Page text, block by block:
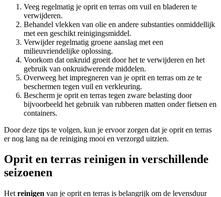
Veeg regelmatig je oprit en terras om vuil en bladeren te
verwijderen.
Behandel vlekken van olie en andere substanties onmiddellijk
met een geschikt reinigingsmiddel.
Verwijder regelmatig groene aanslag met een
milieuvriendelijke oplossing.
Voorkom dat onkruid groeit door het te verwijderen en het
gebruik van onkruidwerende middelen.
Overweeg het impregneren van je oprit en terras om ze te
beschermen tegen vuil en verkleuring.
Bescherm je oprit en terras tegen zware belasting door
bijvoorbeeld het gebruik van rubberen matten onder fietsen en
containers.
Door deze tips te volgen, kun je ervoor zorgen dat je oprit en terras
er nog lang na de reiniging mooi en verzorgd uitzien.
Oprit en terras reinigen in verschillende
seizoenen
Het reinigen van je oprit en terras is belangrijk om de levensduur